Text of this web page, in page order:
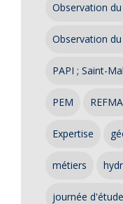
Observation
Observation
PAPI ; Saint-
PEM
Expertise
métiers
journée d'étude